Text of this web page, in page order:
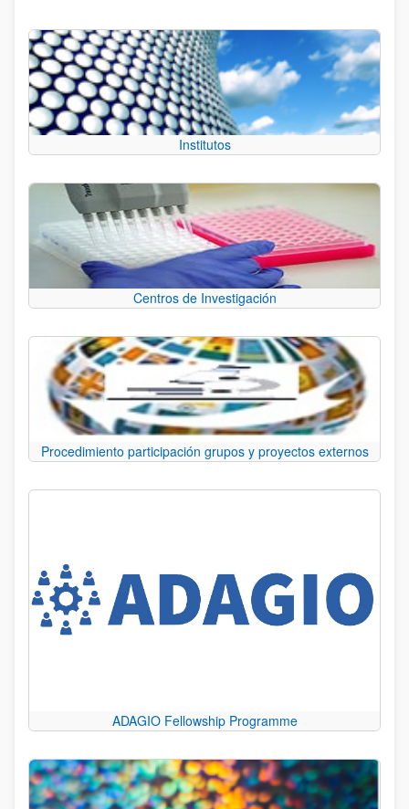
Institutos
Centros de Investigación
Procedimiento participación grupos y proyectos externos
ADAGIO Fellowship Programme